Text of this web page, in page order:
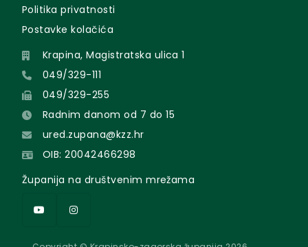
Politika privatnosti
Postavke kolačića
Krapina, Magistratska ulica 1
049/329-111
049/329-255
Radnim danom od 7 do 15
ured.zupana@kzz.hr
OIB: 20042466298
Županija na društvenim mrežama